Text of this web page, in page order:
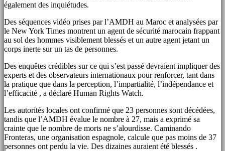
également des inquiétudes.
Des séquences vidéo prises par l’AMDH au Maroc et analysées par
le New York Times montrent un agent de sécurité marocain frappant
au sol des hommes visiblement blessés et un autre agent jetant un
corps inerte sur un tas de personnes.
Des enquêtes crédibles sur ce qui s’est passé devraient impliquer des
experts et des observateurs internationaux pour renforcer, tant dans
la pratique que dans la perception, l’impartialité, l’indépendance et
l’efficacité , a déclaré Human Rights Watch.
Les autorités locales ont confirmé que 23 personnes sont décédées,
tandis que l’AMDH évalue le nombre à 27, mais a exprimé sa
crainte que le nombre de morts ne s’alourdisse. Caminando
Fronteras, une organisation espagnole, calcule que pas moins de 37
personnes ont perdu la vie. Des dizaines auraient été blessés .